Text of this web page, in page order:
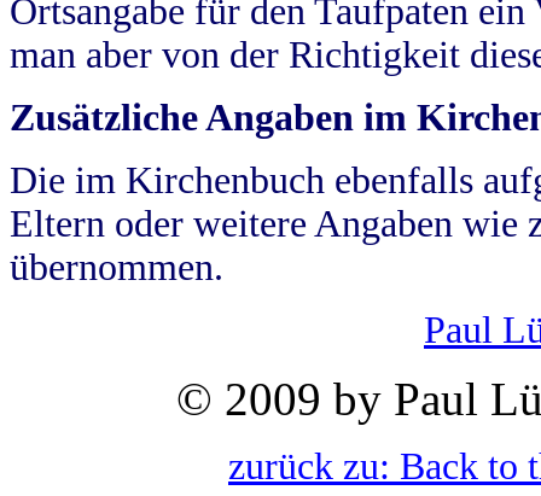
Ortsangabe für den Taufpaten
man aber von der Richtigkeit
Zusätzliche Angaben im
Die im Kirchenbuch ebenfalls
Eltern oder weitere Angaben wie
übernommen.
Paul
© 2009 by Paul
zurück zu: Back to